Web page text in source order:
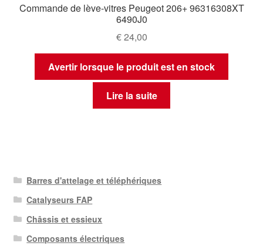
Commande de lève-vitres Peugeot 206+ 96316308XT
6490J0
€24,00
Avertir lorsque le produit est en stock
Lire la suite
Barres d'attelage et téléphériques
Catalyseurs FAP
Châssis et essieux
Composants électriques